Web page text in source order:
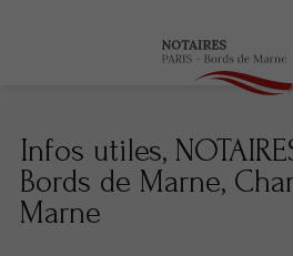
Infos utiles,
Bords de Marne,
Marne